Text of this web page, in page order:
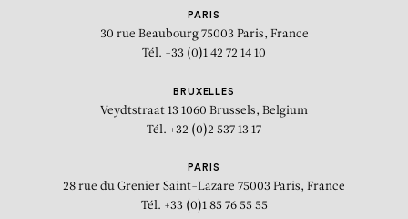
Wer jetzt allein ist, wird es lange
bleiben (Rilke)
PARIS
30 rue Beaubourg 75003 Paris, France
Tél. +33 (0)1 42 72 14 10
BRUXELLES
Veydtstraat 13 1060 Brussels, Belgium
Tél. +32 (0)2 537 13 17
PARIS
28 rue du Grenier Saint-Lazare 75003 Paris, France
Tél. +33 (0)1 85 76 55 55